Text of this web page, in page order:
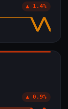
▲ 1.4%
▲ 0.9%